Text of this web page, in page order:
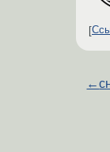
←